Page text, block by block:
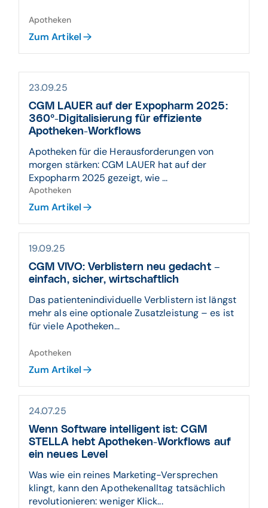
Apotheken
Zum Artikel
23.09.25
CGM LAUER auf der Expopharm 2025:
360°-Digitalisierung für effiziente
Apotheken-Workflows
Apotheken für die Herausforderungen von
morgen stärken: CGM LAUER hat auf der
Expopharm 2025 gezeigt, wie ...
Apotheken
Zum Artikel
19.09.25
CGM VIVO: Verblistern neu gedacht –
einfach, sicher, wirtschaftlich
Das patientenindividuelle Verblistern ist längst
mehr als eine optionale Zusatzleistung – es ist
für viele Apotheken...
Apotheken
Zum Artikel
24.07.25
Wenn Software intelligent ist: CGM
STELLA hebt Apotheken-Workflows auf
ein neues Level
Was wie ein reines Marketing-Versprechen
klingt, kann den Apothekenalltag tatsächlich
revolutionieren: weniger Klick...